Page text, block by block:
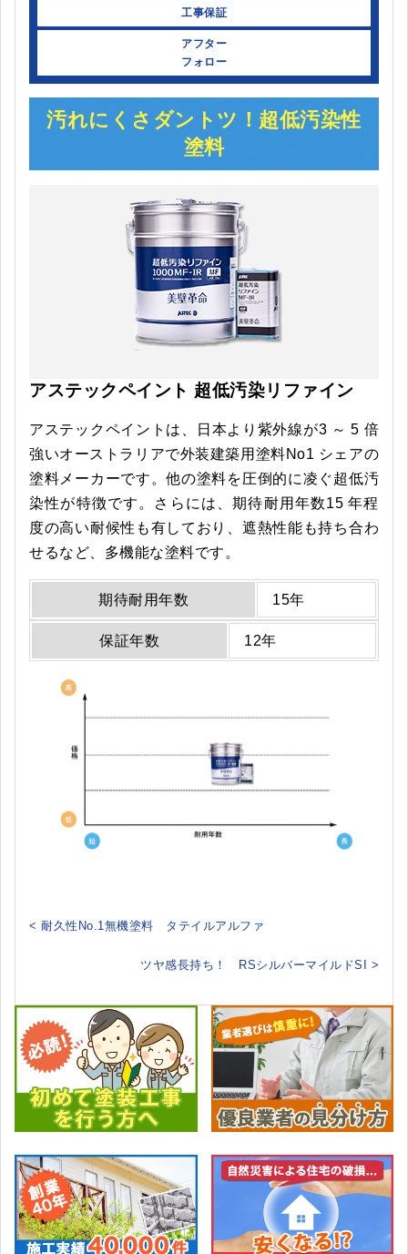
工事保証
アフター
フォロー
汚れにくさダントツ！超低汚染性
塗料
アステックペイント 超低汚染リファイン
アステックペイントは、日本より紫外線が3 ～ 5 倍
強いオーストラリアで外装建築用塗料No1 シェアの
塗料メーカーです。他の塗料を圧倒的に凌ぐ超低汚
染性が特徴です。さらには、期待耐用年数15 年程
度の高い耐候性も有しており、遮熱性能も持ち合わ
せるなど、多機能な塗料です。
期待耐用年数 15年
保証年数 12年
< 耐久性No.1無機塗料 タテイルアルファ
ツヤ感長持ち！ RSシルバーマイルドSI >